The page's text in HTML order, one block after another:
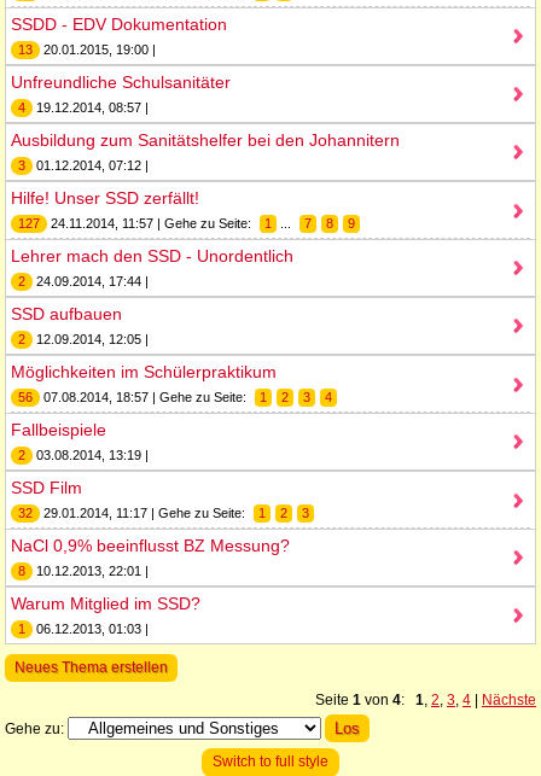
SSDD - EDV Dokumentation
13 20.01.2015, 19:00 |
Unfreundliche Schulsanitäter
4 19.12.2014, 08:57 |
Ausbildung zum Sanitätshelfer bei den Johannitern
3 01.12.2014, 07:12 |
Hilfe! Unser SSD zerfällt!
127 24.11.2014, 11:57 | Gehe zu Seite: 1 7 8 9
Lehrer mach den SSD - Unordentlich
2 24.09.2014, 17:44 |
SSD aufbauen
2 12.09.2014, 12:05 |
Möglichkeiten im Schülerpraktikum
56 07.08.2014, 18:57 | Gehe zu Seite: 1 2 3 4
Fallbeispiele
2 03.08.2014, 13:19 |
SSD Film
32 29.01.2014, 11:17 | Gehe zu Seite: 1 2 3
NaCl 0,9% beeinflusst BZ Messung?
8 10.12.2013, 22:01 |
Warum Mitglied im SSD?
1 06.12.2013, 01:03 |
Neues Thema erstellen
Seite 1 von 4: 1, 2, 3, 4
Nächste
Gehe zu:
Switch to full style